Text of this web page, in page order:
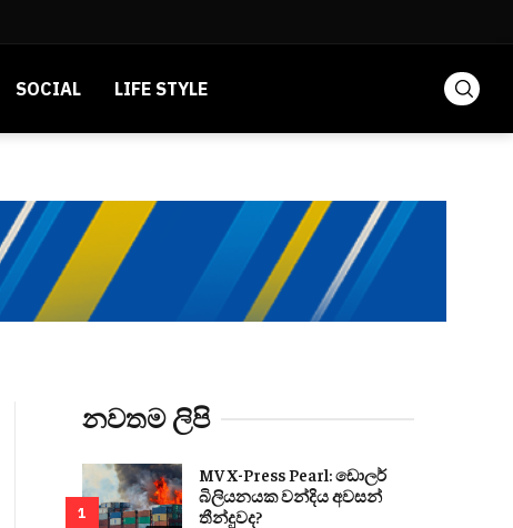
SOCIAL LIFE STYLE
නවතම ලිපි
1
MV X-Press Pearl: ඩොලර්
බිලියනයක වන්දිය අවසන්
තීන්දුවද?